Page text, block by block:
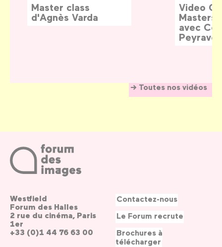
Toutes nos vidéos
Master class
d'Agnès Varda
Video
avec
Westfield
Forum des Halles
2 rue du cinéma, Paris
1er
+33 (0)1 44 76 63 00
Contactez-nous
Le Forum recrute
Brochures à
télécharger